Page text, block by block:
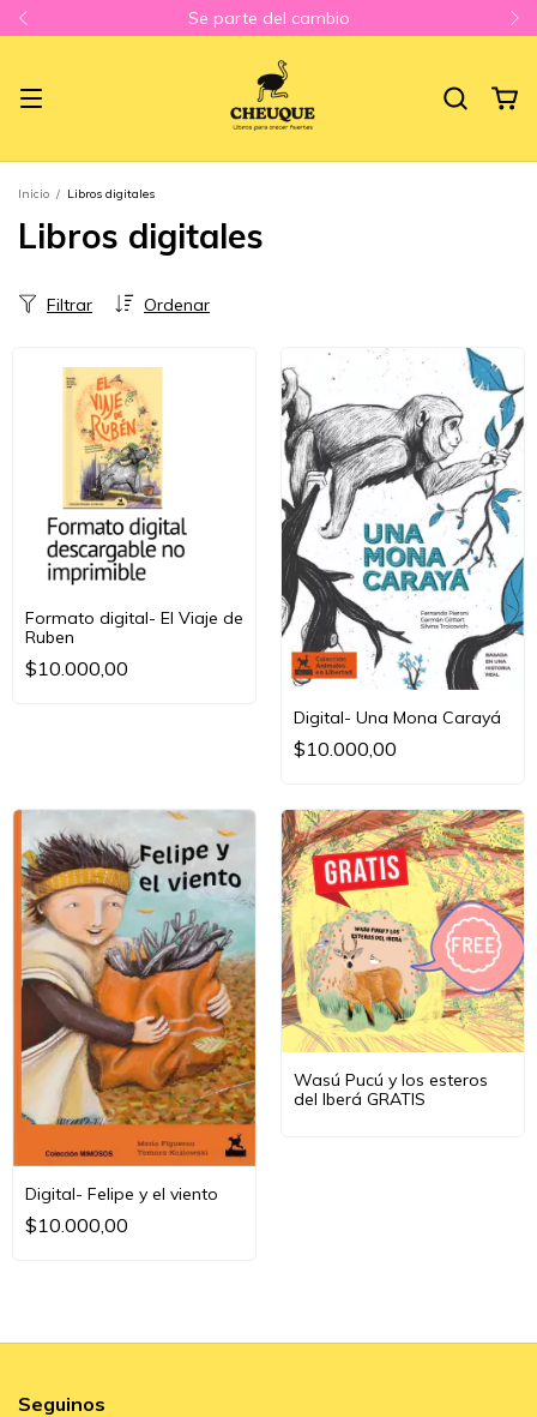
Se parte del cambio
Inicio / Libros digitales
Libros digitales
Ordenar
Filtrar
Formato digital- El Viaje de
Ruben
$10.000,00
Digital- Una Mona Carayá
$10.000,00
Digital- Felipe y el viento
$10.000,00
Wasú Pucú y los esteros
del Iberá GRATIS
Seguinos